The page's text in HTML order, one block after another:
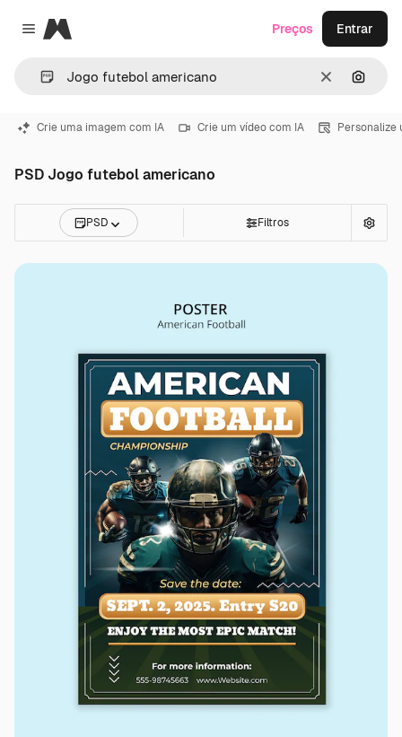
Close menu
Magnific
Limpar
Preços Entrar
Crie uma imagem com IA Crie um vídeo com IA Personalize
PSD Jogo futebol americano
PSD Filtros